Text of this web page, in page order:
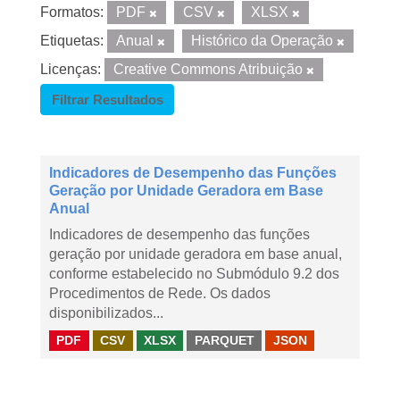
Formatos: PDF CSV
XLSX
Etiquetas:
Anual
Histórico da Operação
Licenças:
Creative Commons Atribuição
Filtrar Resultados
Indicadores de Desempenho das Funções
Geração por Unidade Geradora em Base
Anual
Indicadores de desempenho das funções
geração por unidade geradora em base anual,
conforme estabelecido no Submódulo 9.2 dos
Procedimentos de Rede. Os dados
disponibilizados...
PDF CSV XLSX PARQUET JSON